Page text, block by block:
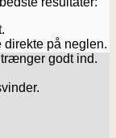
direkte på neglen.
godt ind.